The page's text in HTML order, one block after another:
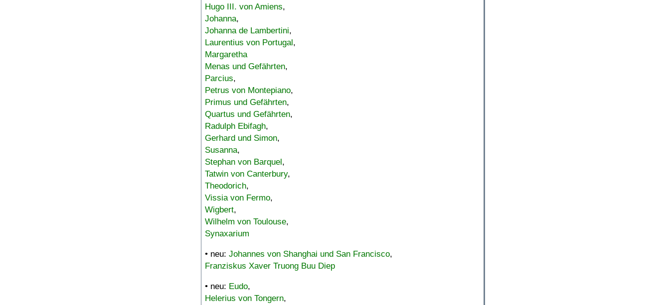
Hugo III. von Amiens,
Johanna,
Johanna de Lambertini,
Laurentius von Portugal,
Margaretha
Menas und Gefährten,
Parcius,
Petrus von Montepiano,
Primus und Gefährten,
Quartus und Gefährten,
Radulph Ebifagh,
Gerhard und Simon,
Susanna,
Stephan von Barquel,
Tatwin von Canterbury,
Theodorich,
Vissia von Fermo,
Wigbert,
Wilhelm von Toulouse,
Synaxarium
• neu: Johannes von Shanghai und San Francisco,
Franziskus Xaver Truong Buu Diep
• neu: Eudo,
Helerius von Tongern,